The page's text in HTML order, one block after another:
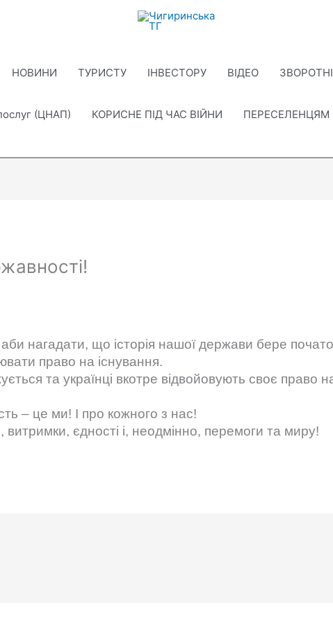
НОВИНИ ТУРИСТУ ІНВЕСТОРУ ВІДЕО
(ЦНАП) КОРИСНЕ ПІД ЧАС ВІЙНИ ПЕРЕСЕЛЕНЦЯМ
нагадати, що історія нашої держави бере
право на існування.
та українці вкотре відвойовують своє право
– це ми! І про кожного з нас!
єдності і, неодмінно, перемоги та миру!